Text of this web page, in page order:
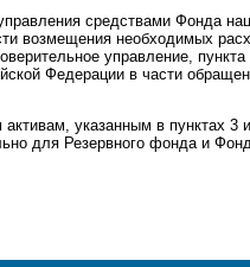
средствами Фонда
возмещения необходимых
управление,
Федерации в части
указанным в пунктах
для Резервного фонда и